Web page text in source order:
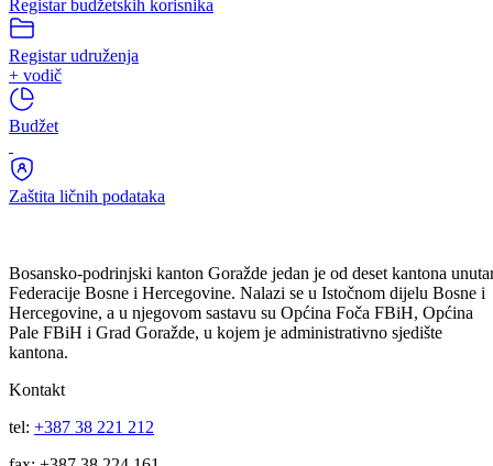
zaposlenih
Registar budžetskih korisnika
Registar udruženja
+ vodič
Budžet